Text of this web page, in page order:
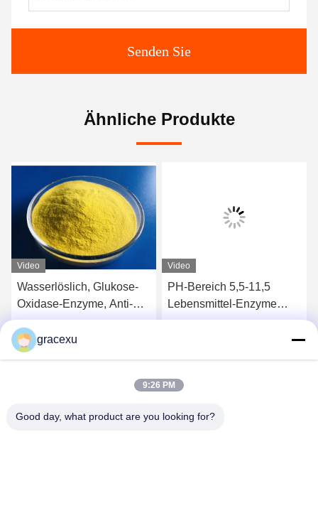
Senden Sie
Ähnliche Produkte
Video
Wasserlöslich, Glukose-
Oxidase-Enzyme, Anti-
Browning
Video
PH-Bereich 5,5-11,5
Lebensmittel-Enzyme
Katalase
gracexu
9:26 PM
Good day, what product are you looking for?